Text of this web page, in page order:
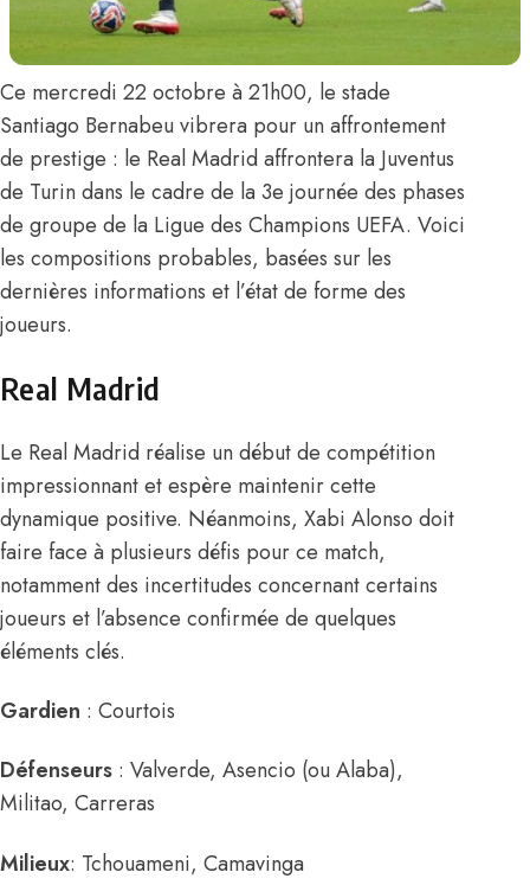
Ce mercredi 22 octobre à 21h00, le stade
Santiago Bernabeu vibrera pour un affrontement
de prestige : le Real Madrid affrontera la Juventus
de Turin dans le cadre de la 3e journée des phases
de groupe de la Ligue des Champions UEFA. Voici
les compositions probables, basées sur les
dernières informations et l’état de forme des
joueurs.
Real Madrid
Le Real Madrid réalise un début de compétition
impressionnant et espère maintenir cette
dynamique positive. Néanmoins, Xabi Alonso doit
faire face à plusieurs défis pour ce match,
notamment des incertitudes concernant certains
joueurs et l’absence confirmée de quelques
éléments clés.
Gardien : Courtois
Défenseurs : Valverde, Asencio (ou Alaba),
Militao, Carreras
Milieux: Tchouameni, Camavinga